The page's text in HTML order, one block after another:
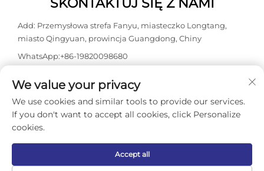
Add: Przemysłowa strefa Fanyu, miasteczko Longtang,
miasto Qingyuan, prowincja Guangdong, Chiny
WhatsApp:+86-19820098680
E-mail:[email protected]
Prawa autorskie © 2026 Guangdong Kasdaly Pool Spa
Equipment Co., Ltd. Wszelkie prawa zastrzeżone. -Polityka
prywatności
We value your privacy
We use cookies and similar tools to provide our services.
If you don't want to accept all cookies, click Personalize
cookies.
Accept all